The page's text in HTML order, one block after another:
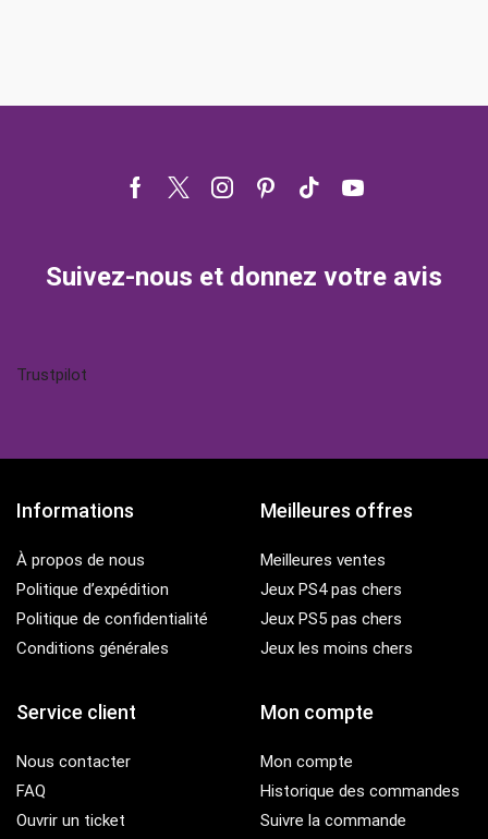
Facebook
TwitterInstagram
Pinterest
Tik- Youtube
Suivez-nous et donnez votre avis
Trustpilot
Informations
À propos de nous
Politique d’expédition
Politique de confidentialité
Conditions générales
Meilleures offres
Meilleures ventes
Jeux PS4 pas chers
Jeux PS5 pas chers
Jeux les moins chers
Service client
Nous contacter
FAQ
Ouvrir un ticket
Mon compte
Mon compte
Historique des commandes
Suivre la commande